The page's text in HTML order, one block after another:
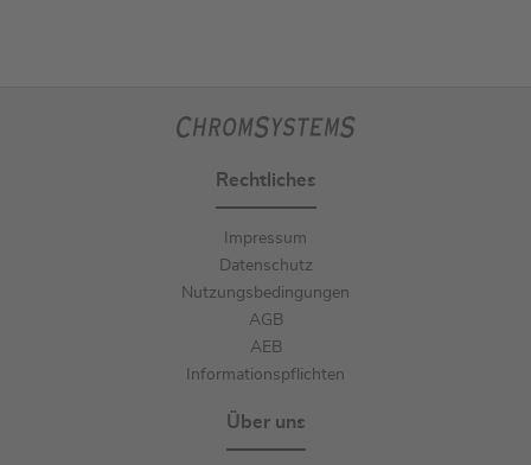
Rechtliches
Impressum
Datenschutz
Nutzungsbedingungen
AGB
AEB
Informationspflichten
Über uns